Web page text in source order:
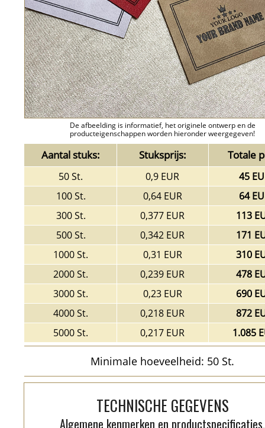
De afbeelding is informatief, het originele ontwerp en de
producteigenschappen worden hieronder weergegeven!
Aantal stuks: Stuksprijs: Totale
50 St. 0,9 EUR
45
100 St.
0,64 EUR
64
300 St.
0,377 EUR
113
500 St.
0,342 EUR
171
1000 St.
0,31 EUR
310
2000 St.
0,239 EUR
478
3000 St.
0,23 EUR
690
4000 St.
0,218 EUR
872
5000 St.
0,217 EUR 1.085
Minimale hoeveelheid: 50 St.
TECHNISCHE GEGEVENS
Algemene kenmerken en productspecificaties.